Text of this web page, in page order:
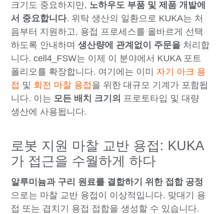
크기도 중요하지만, 노하우도 부품 및 제품 개발에
서 중요합니다. 위탁 생산의 일환으로 KUKA는 처
음부터 지원하고, 용접 프로세스를 올바르게 선택
하도록 안내하며생산량에 관계없이 주문을 처리합
니다. cell4_FSW는 이제 이 분야에서 KUKA 포트
폴리오를 확장합니다. 여기에는 이미 자기 아크 용
접 및 회전 마찰 용접 을 위한 대규모 기계가 포함됩
니다. 이는 모든 배치 크기의 프로토타입 및 대량
생산에 사용됩니다.
로봇 지원 마찰 교반 용접: KUKA
가 접근을 수월하게 하다
알루미늄과 구리 원료를 결합하기 위한 접합 공정
으로는 마찰 교반 용접이 이상적입니다. 맞대기 용
접 또는 겹치기 용접 접합을 생성할 수 있습니다.